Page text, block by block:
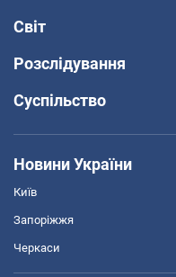
Світ
Розслідування
Суспільство
Новини України
Київ
Запоріжжя
Черкаси